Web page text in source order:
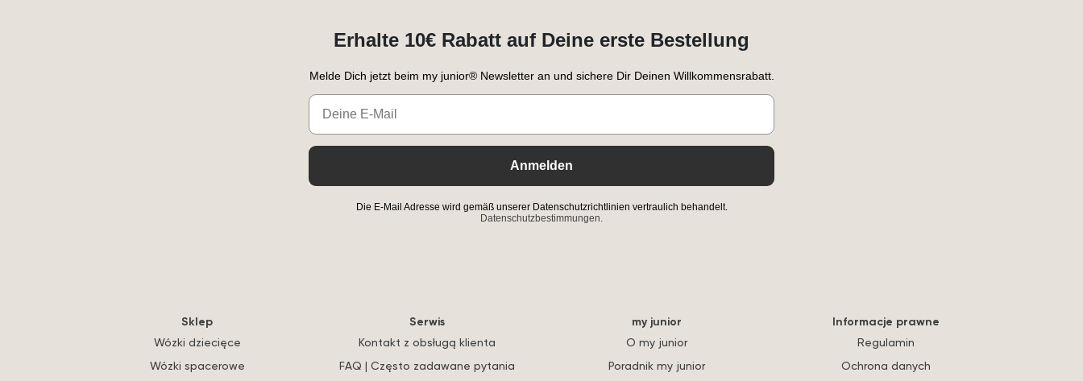
Erhalte 10€ Rabatt auf Deine erste Bestellung
Melde Dich jetzt beim my junior® Newsletter an und sichere Dir Deinen Willkommensrabatt.
Email
Anmelden
Die E-Mail Adresse wird gemäß unserer Datenschutzrichtlinien vertraulich behandelt.
Datenschutzbestimmungen.
Sklep
Wózki dziecięce
Wózki spacerowe
Serwis
Kontakt z obsługą klienta
FAQ | Często zadawane pytania
my junior
O my junior
Poradnik my junior
Informacje prawne
Regulamin
Ochrona danych